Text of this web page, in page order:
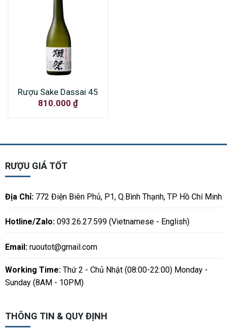
Rượu Sake Dassai 45
810.000 ₫
RƯỢU GIÁ TỐT
Địa Chỉ:772 Điện Biên Phủ, P1, Q.Bình Thạnh, TP Hồ Chí Minh
Hotline/Zalo:093.26.27.599 (Vietnamese - English)
Email: ruoutot@gmail.com
Working Time:Thứ 2 - Chủ Nhật (08:00-22:00) Monday -
Sunday (8AM - 10PM)
THÔNG TIN & QUY ĐỊNH